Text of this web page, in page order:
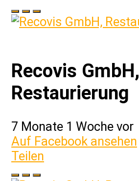
Recovis GmbH,
Restaurierung
7 Monate 1 Woche vor
Auf Facebook ansehen
Teilen